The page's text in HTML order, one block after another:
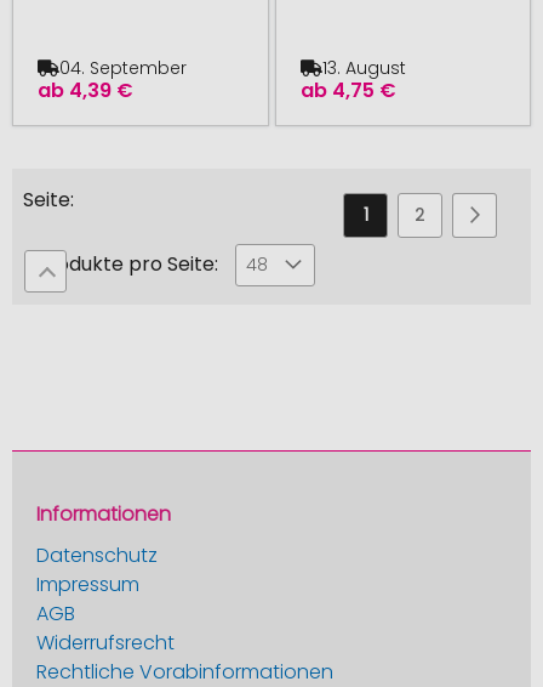
ab 4,39 €
04. September
ab 4,75 €
13. August
Seite
Sie
1 Seite
2 Seite
3
Produkte pro Seite: 48
Informationen
Datenschutz
Impressum
AGB
Widerrufsrecht
Rechtliche Vorabinformationen